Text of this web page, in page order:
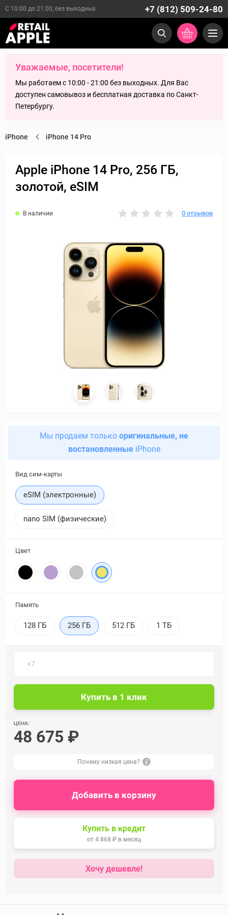
С 10:00 до 21:00, без выходных +7 (812) 509-24-80
Уважаемые, посетители!
Мы работаем с 10:00 - 21:00 без выходных. Для Вас
доступен самовывоз и бесплатная доставка по Санкт-
Петербургу.
iPhone iPhone 14 Pro
Apple iPhone 14 Pro, 256 ГБ,
золотой, eSIM
В наличии 0 отзывов
Мы продаем только оригинальные, не
востановленныеiPhone
Вид сим-карты
eSIM (электронные)
nano SIM (физические)
Цвет
Память
128 ГБ 256 ГБ 512 ГБ 1 ТБ
ЦЕНА:
48 675 ₽
Почему низкая цена?
Добавить в корзину
Купить в кредит
от 4 868 ₽ в месяц
Хочу дешевле!